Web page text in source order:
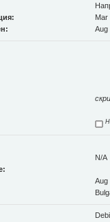
Mar
Aug
N/A
Aug